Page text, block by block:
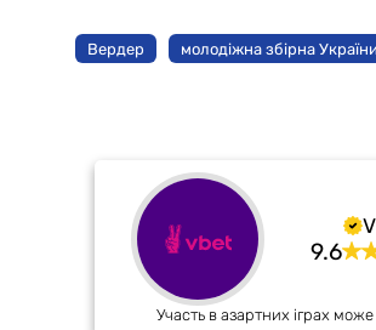
Вердер молодіжна збірна України
9.6
Участь в азартних іграх